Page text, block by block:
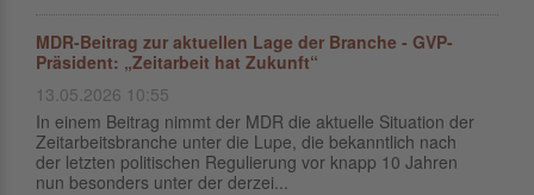
MDR-Beitrag zur aktuellen Lage der Branche - GVP-
Präsident: „Zeitarbeit hat Zukunft“
13.05.2026 10:55
In einem Beitrag nimmt der MDR die aktuelle Situation der
Zeitarbeitsbranche unter die Lupe, die bekanntlich nach
der letzten politischen Regulierung vor knapp 10 Jahren
nun besonders unter der derzei...